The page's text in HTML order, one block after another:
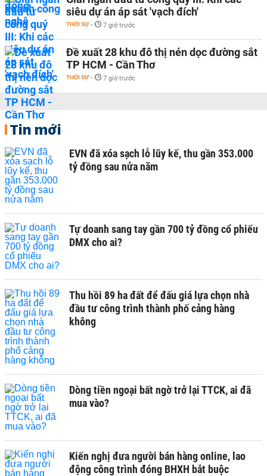
siêu dự án áp sát 'vạch đích'
THỜI SỰ - 7 giờ trước
Đề xuất 28 khu đô thị nén dọc đường sắt
TP HCM - Cần Thơ
THỜI SỰ - 7 giờ trước
Tin mới
EVN đã xóa sạch lỗ lũy kế, thu gần 353.000
tỷ đồng sau nửa năm
Tự doanh sang tay gần 700 tỷ đồng cổ phiếu
DMX cho ai?
Thu hồi 89 ha đất để đấu giá lựa chọn nhà
đầu tư công trình thành phố cảng hàng
không
Dòng tiền ngoại bất ngờ trở lại TTCK, ai đã
mua vào?
Kiến nghị đưa người bán hàng online, lao
động công trình đóng BHXH bắt buộc